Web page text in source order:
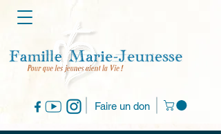
Faire un don